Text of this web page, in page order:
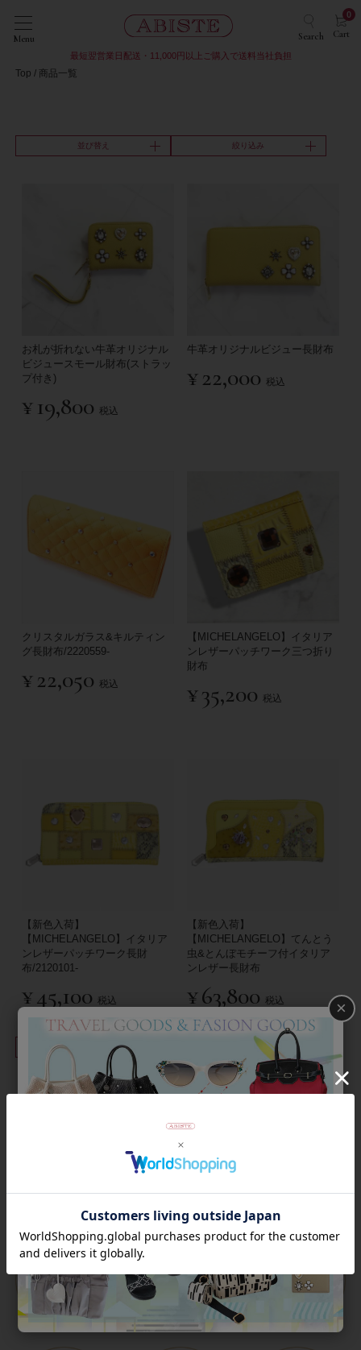
Menu Search Cart
0
最短翌営業日配送・11,000円以上ご購入で送料当社負担
Top 商品一覧
並び替え 絞り込み
お札が折れない牛革オリジナル
ビジュースモール財布(ストラッ
プ付き)
¥ 19,800 税込
牛革オリジナルビジュー長財布
¥22,000 税込
クリスタルガラス&キルティン
グ長財布/2220559-
¥22,050 税込
【MICHELANGELO】イタリア
ンレザーパッチワーク三つ折り
財布
¥35,200 税込
【新色入荷】
【MICHELANGELO】イタリア
ンレザーパッチワーク長財
布/2120101-
¥45,100 税込
【新色入荷】
【MICHELANGELO】てんとう
虫&とんぼモチーフ付イタリア
ンレザー長財布
¥63,800 税込
絞り込み
Category
×